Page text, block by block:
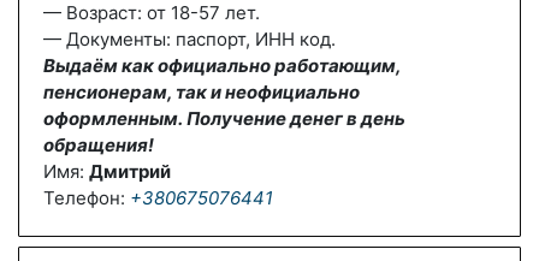
— Возраст: от 18-57 лет.
— Документы: паспорт, ИНН код.
Выдаём как официально работающим,
пенсионерам, так и неофициально
оформленным. Получение денег в день
обращения!
Имя: Дмитрий
Телефон: +380675076441